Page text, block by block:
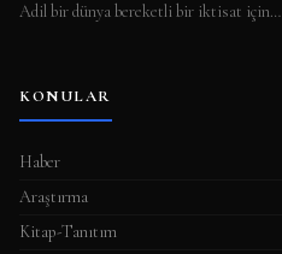
Adil bir dünya bereketli bir iktisat için…
KONULAR
Haber
Araştırma
Kitap-Tanıtım